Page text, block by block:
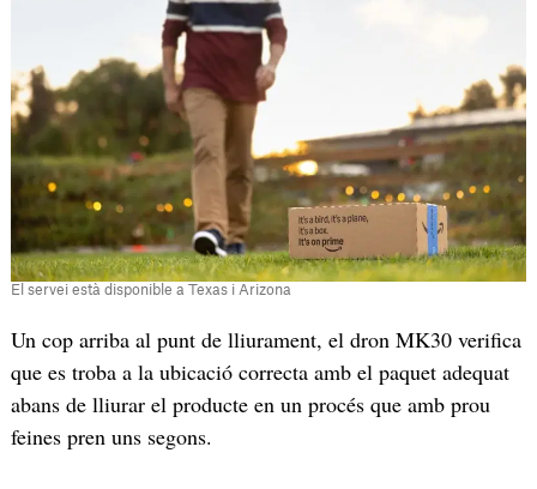
El servei està disponible a Texas i Arizona
Un cop arriba al punt de lliurament, el dron MK30 verifica
que es troba a la ubicació correcta amb el paquet adequat
abans de lliurar el producte en un procés que amb prou
feines pren uns segons.